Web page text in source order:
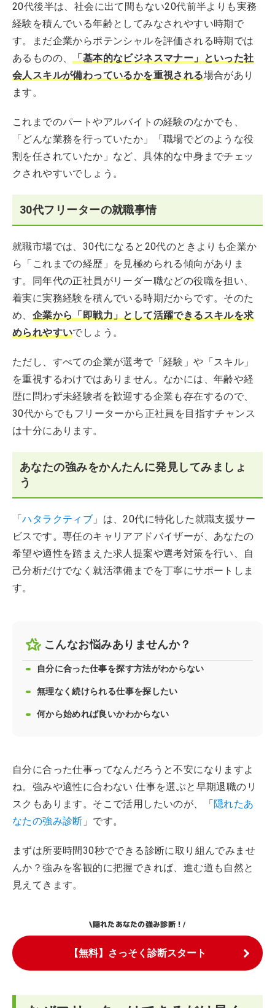
20代後半は、社会に出て間もない20代前半よりも実務
経験を積んでいる年齢としてみなされやすい時期で
す。まだ企業からポテンシャルを評価される時期では
あるものの、「基本的なビジネスマナー」といった社
会人スキルが備わっているかを重視される場合があり
ます。
これまでのパートやアルバイトの経験のなかでも、
「どんな業務を行っていたか」「職場でどのような役
割を任されていたか」など、具体的な中身までチェッ
クされやすいでしょう。
30代フリーターの就職事情
就職市場では、30代になると20代のときよりも企業か
ら「これまでの経歴」を見極められる傾向がありま
す。同年代の正社員がリーダー職などの役職を担い、
着実に実務経験を積んでいる時期だからです。そのた
め、 企業から「即戦力」として活躍できるスキルを求
められやすいでしょう。
ただし、すべての企業が選考で「経験」や「スキル」
を重視するわけではありません。なかには、年齢や経
歴に問わず未経験者を歓迎する企業も存在するので、
30代からでもフリーターから正社員を目指すチャンス
は十分にあります。
あなたの強みをかんたんに発見してみましょ
う
「ハタラクティブ 」は、20代に特化した就職支援サー
ビスです。専任のキャリアアドバイザーが、あなたの
希望や適性を踏まえた求人提案や選考対策を行い、自
己分析だけでなく就活準備までを丁寧にサポートしま
す。
こんなお悩みありませんか？
自分に合った仕事を探す方法がわからない
無理なく続けられる仕事を探したい
何から始めれば良いかわからない
自分に合った仕事ってなんだろうと不安になりますよ
ね。強みや適性に合わない 仕事を選ぶと早期退職のリ
スクもあります。そこで活用したいのが、「隠れたあ
なたの強み診断 」です。
まずは所要時間30秒でできる診断に取り組んでみませ
んか？強みを客観的に把握できれば、進む道も自然と
見えてきます。
\隠れたあなたの強み診断！/
【無料】さっそく診断スタート